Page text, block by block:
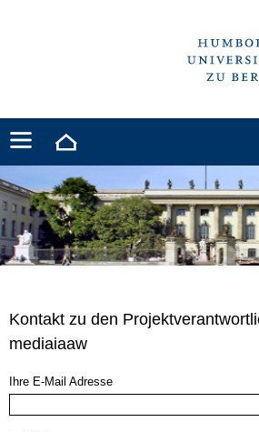
Kontakt zu den
mediaiaaw
Ihre E-Mail Adresse